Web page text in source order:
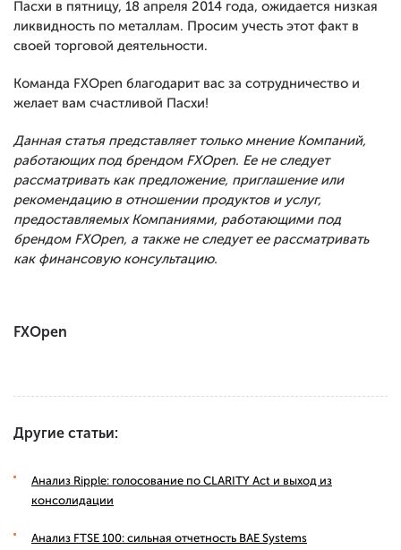
Пасхи в пятницу, 18 апреля 2014 года, ожидается низкая
ликвидность по металлам. Просим учесть этот факт в
своей торговой деятельности.
Команда FXOpen благодарит вас за сотрудничество и
желает вам счастливой Пасхи!
Данная статья представляет только мнение Компаний,
работающих под брендом FXOpen. Ее не следует
рассматривать как предложение, приглашение или
рекомендацию в отношении продуктов и услуг,
предоставляемых Компаниями, работающими под
брендом FXOpen, а также не следует ее рассматривать
как финансовую консультацию.
FXOpen
Другие статьи:
Анализ Ripple: голосование по CLARITY Act и выход из
консолидации
Анализ FTSE 100: сильная отчетность BAE Systems